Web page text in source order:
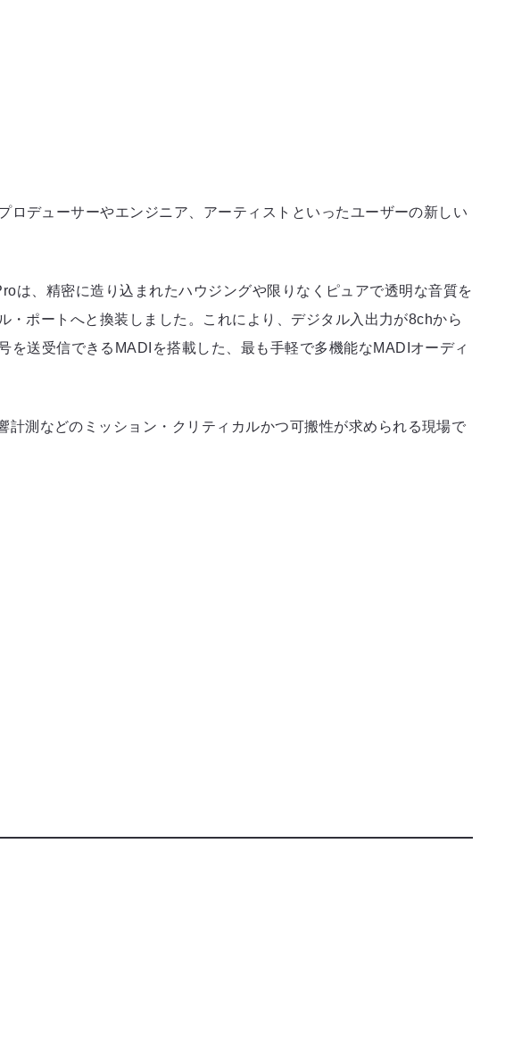
デューサーやエンジニア、アーティストといったユーザーの新しい
は、精密に造り込まれたハウジングや限りなくピュアで透明な音質を
ポートへと換装しました。これにより、デジタル入出力が8chから
送受信できるMADIを搭載した、最も手軽で多機能なMADIオーディ
測などのミッション・クリティカルかつ可搬性が求められる現場で